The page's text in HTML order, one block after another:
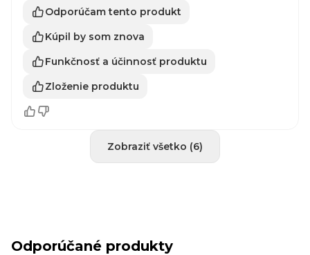
Odporúčam tento produkt
Kúpil by som znova
Funkčnosť a účinnosť produktu
Zloženie produktu
Zobraziť všetko (6)
Odporúčané produkty